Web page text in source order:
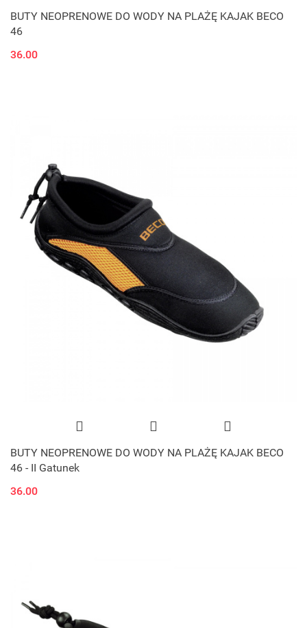
BUTY NEOPRENOWE DO WODY NA PLAŻĘ KAJAK BECO
46
36.00
BUTY NEOPRENOWE DO WODY NA PLAŻĘ KAJAK BECO
46 - II Gatunek
36.00